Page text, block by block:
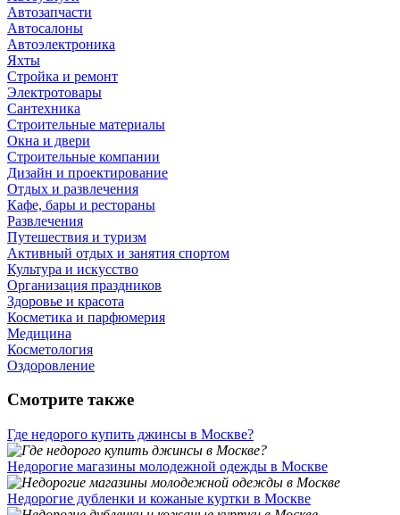
Автозапчасти
Автосалоны
Автоэлектроника
Яхты
Стройка и ремонт
Электротовары
Сантехника
Строительные материалы
Окна и двери
Строительные компании
Дизайн и проектирование
Отдых и развлечения
Кафе, бары и рестораны
Развлечения
Путешествия и туризм
Активный отдых и занятия спортом
Культура и искусство
Организация праздников
Здоровье и красота
Косметика и парфюмерия
Медицина
Косметология
Оздоровление
Смотрите также
Где недорого купить джинсы в Москве?
Недорогие магазины молодежной одежды в Москве
Недорогие дубленки и кожаные куртки в Москве